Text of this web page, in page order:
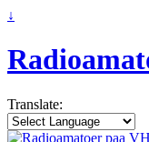
↓
Translate: